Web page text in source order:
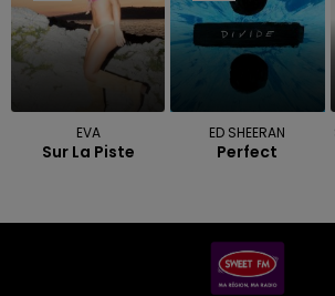
EVA
Sur La Piste
ED SHEERAN
Perfect